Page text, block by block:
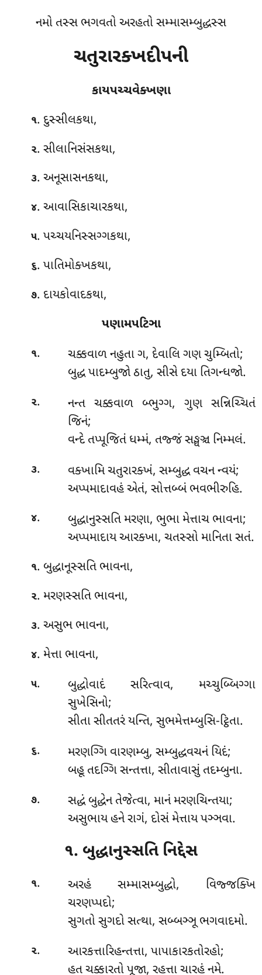
નમો તસ્સ ભગવતો અરહતો સમ્માસમ્બુદ્ધસ્સ
ચતુરારક્ખદીપની
કાયપચ્ચવેક્ખણા
૧. દુસ્સીલકથા,
૨. સીલાનિસંસકથા,
૩. અનૂસાસનકથા,
૪. આવાસિકાચારકથા,
૫. પચ્ચયનિસ્સગ્ગકથા,
૬. પાતિમોક્ખકથા,
૭. દાયકોવાદકથા,
પણામપટિઞા
૧. ચક્કવાળનહુતા ગ, દેવાલિ ગણ ચુમ્બિતો;
બુદ્ધ પાદમ્બુજો ઠાતુ, સીસે દયા તિગન્ધજો.
૨. નન્ત ચક્કવાળ બ્ભુગ્ગ, ગુણ સન્નિચ્ચિતં
જિનં;
વન્દે તપ્પૂજિતં ધમ્મં, તજ્જં સઙ્ઘઞ્ચ નિમ્મલં.
૩. વક્ખામિચતુરારક્ખં, સમ્બુદ્ધ વચન ન્વયં;
અપ્પમાદાવહં એતં, સોત્તબ્બં ભવભીરુહિ.
૪. બુદ્ધાનુસ્સતિ મરણા, ભુભા મેત્તાચ ભાવના;
અપ્પમાદાય આરક્ખા, ચતસ્સો માનિતા સતં.
૧. બુદ્ધાનૂસ્સતિ ભાવના,
૨. મરણસ્સતિ ભાવના,
૩. અસુભ ભાવના,
૪. મેત્તા ભાવના,
૫. બુદ્ધોવાદં સરિત્વાવ, મચ્ચુબ્બિગ્ગા
સુખેસિનો;
સીતા સીતતરં યન્તિ, સુભમેત્તમ્બુસિ-ટ્ઠિતા.
૬.
મરણગ્ગિ વારણમ્બુ, સમ્બુદ્ધવચનં યિદં;
બહૂ તદગ્ગિ સન્તત્તા, સીતાવાસું તદમ્બુના.
૭. સદ્ધંબુદ્ધેન તેજેત્વા, માનં મરણચિન્તયા;
અસુભાય હને રાગં, દોસં મેત્તાય પઞ્ઞવા.
૧. બુદ્ધાનુસ્સતિ નિદ્દેસ
૧. અરહં સમ્માસમ્બુદ્ધો, વિજ્જક્ખિ
ચરણપ્પદો;
સુગતો સુગદો સત્થા, સબ્બઞ્ઞૂ ભગવાદમો.
૨. આરકત્તારિહન્તત્તા, પાપાકારકતોરહો;
હત ચક્કારતો પૂજા, રહત્તા ચારહં નમે.